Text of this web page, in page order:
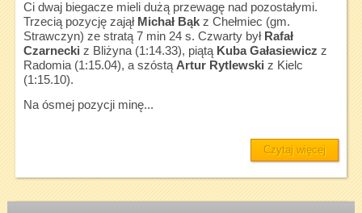
Ci dwaj biegacze mieli dużą przewagę nad pozostałymi.
Trzecią pozycję zajął Michał Bąkz Chełmiec (gm.
Strawczyn) ze stratą 7 min 24 s. Czwarty był Rafał
Czarnecki z Bliżyna (1:14.33), piątą Kuba Gałasiewicz z
Radomia (1:15.04), a szóstąArtur Rytlewski z Kielc
(1:15.10).
Na ósmej pozycji minę...
Czytaj więcej